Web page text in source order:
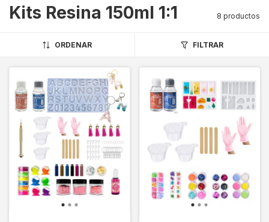
Kits Resina 150ml 1:1 8 productos
ORDENAR FILTRAR